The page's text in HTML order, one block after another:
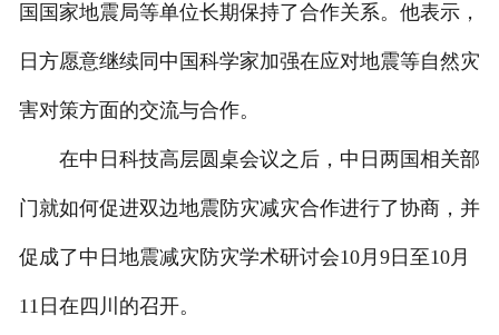
国国家地震局等单位长期保持了合作关系。他表示，
日方愿意继续同中国科学家加强在应对地震等自然灾
害对策方面的交流与合作。
在中日科技高层圆桌会议之后，中日两国相关部
门就如何促进双边地震防灾减灾合作进行了协商，并
促成了中日地震减灾防灾学术研讨会10月9日至10月
11日在四川的召开。